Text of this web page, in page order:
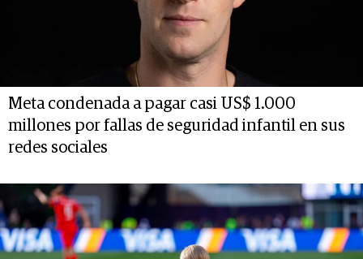
Meta condenada a pagar casi US$ 1.000
millones por fallas de seguridad infantil en sus
redes sociales